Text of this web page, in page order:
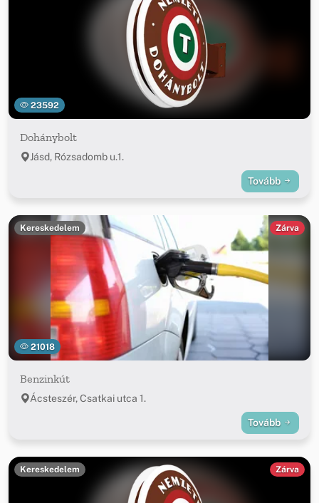
23592
Dohánybolt
Jásd, Rózsadomb u.1.
Tovább
21018
Kereskedelem Zárva
Benzinkút
Ácsteszér, Csatkai utca 1.
Tovább
Kereskedelem Zárva